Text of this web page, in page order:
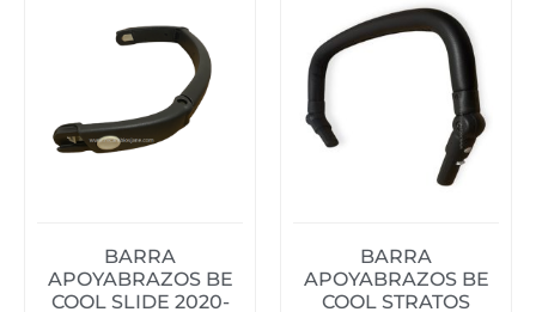
BARRA
APOYABRAZOS BE
COOL SLIDE 2020-
BARRA
APOYABRAZOS BE
COOL STRATOS